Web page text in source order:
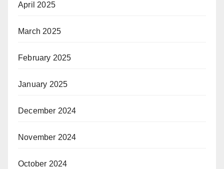
April 2025
March 2025
February 2025
January 2025
December 2024
November 2024
October 2024